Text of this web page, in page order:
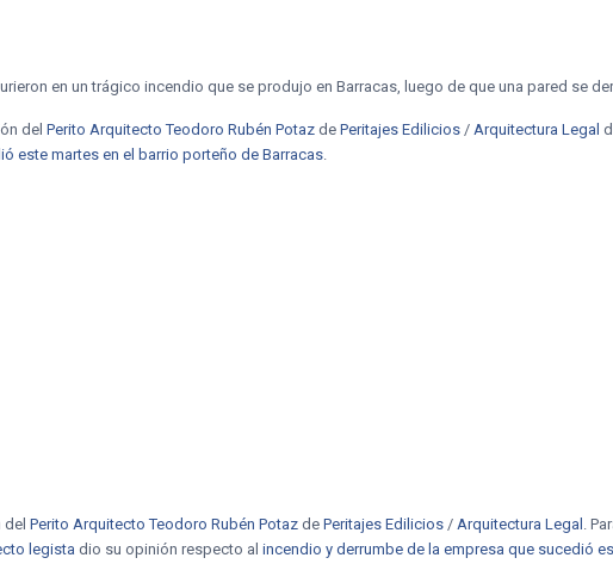
en un trágico incendio que se produjo en Barracas, luego de que una pared se
delPerito Arquitecto Teodoro Rubén Potaz dePeritajes Edilicios /Arquitectura Legal
este martes en el barrio porteño de Barracas.
delPerito Arquitecto Teodoro Rubén Potaz dePeritajes Edilicios /Arquitectura Legal .
legista dio su opinión respecto alincendio y derrumbe de la empresa que sucedió